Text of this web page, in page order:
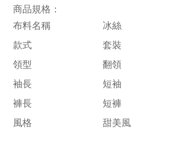
商品規格：
布料名稱
冰絲
款式
套裝
領型
翻領
袖長
短袖
褲長
短褲
風格
甜美風